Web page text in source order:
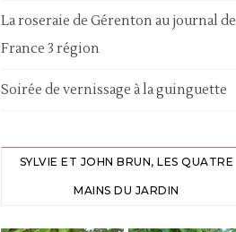
La roseraie de Gérenton au journal de
France 3 région
Soirée de vernissage à la guinguette
SYLVIE ET JOHN BRUN, LES QUATRE
MAINS DU JARDIN